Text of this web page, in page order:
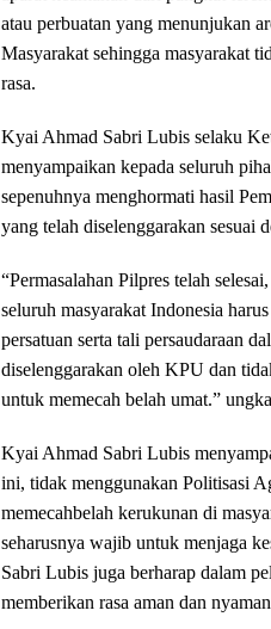
atau perbuatan yang menunjukan
Masyarakat sehingga masyarakat
rasa.
Kyai Ahmad Sabri Lubis selaku
menyampaikan kepada seluruh
sepenuhnya menghormati hasil
yang telah diselenggarakan sesuai
“Permasalahan Pilpres telah
seluruh masyarakat Indonesia
persatuan serta tali persaudaraan
diselenggarakan oleh KPU dan
untuk memecah belah umat.”
Kyai Ahmad Sabri Lubis
ini, tidak menggunakan Politisasi
memecahbelah kerukunan di
seharusnya wajib untuk menjaga
Sabri Lubis juga berharap dalam
memberikan rasa aman dan